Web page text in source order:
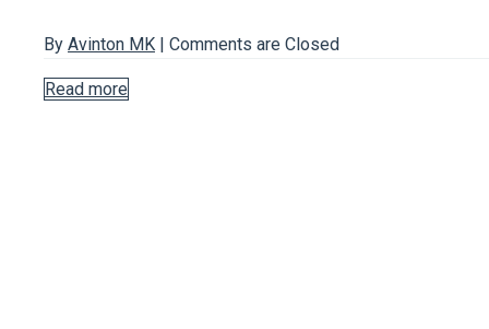
By Avinton MK | Comments are Closed
Read more